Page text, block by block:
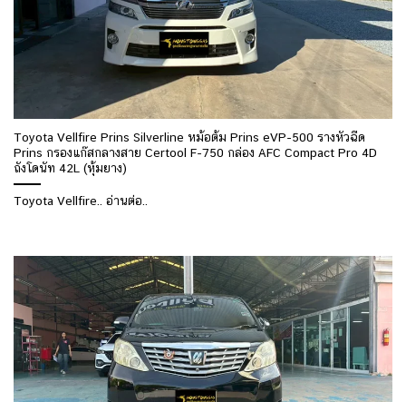
Toyota Vellfire Prins Silverline หม้อต้ม Prins eVP-500 รางหัวฉีด
Prins กรองแก๊สกลางสาย Certool F-750 กล่อง AFC Compact Pro 4D
ถังโดนัท 42L (หุ้มยาง)
Toyota Vellfire.. อ่านต่อ..